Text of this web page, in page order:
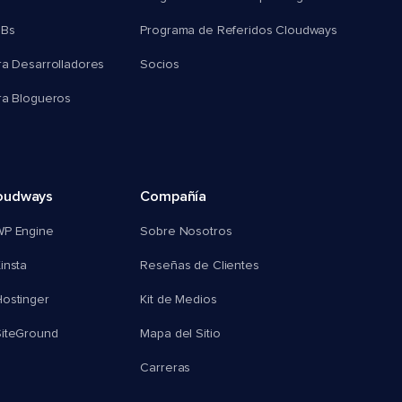
Desarrolladores
Blogueros
Programa de Referidos Cloudways
Socios
Engine
Compañía
Sobre Nosotros
Reseñas de Clientes
Kit de Medios
Mapa del Sitio
Carreras